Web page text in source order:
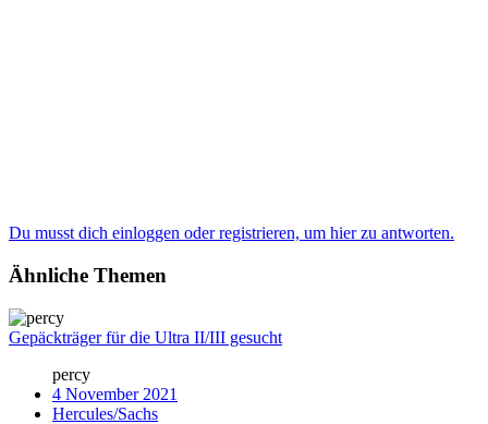
Du musst dich einloggen oder registrieren, um hier zu antworten.
Ähnliche Themen
Gepäckträger für die Ultra II/III gesucht
percy
4 November 2021
Hercules/Sachs